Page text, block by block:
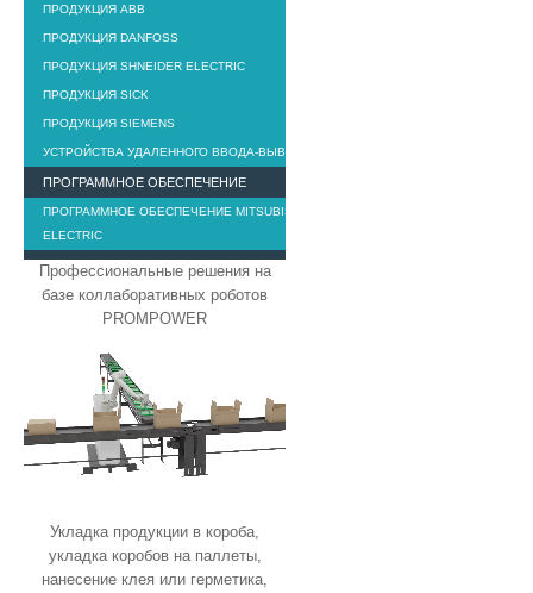
ПРОДУКЦИЯ ABB
ПРОДУКЦИЯ DANFOSS
ПРОДУКЦИЯ SHNEIDER ELECTRIC
ПРОДУКЦИЯ SICK
ПРОДУКЦИЯ SIEMENS
УСТРОЙСТВА УДАЛЕННОГО ВВОДА-ВЫВОДА
ПРОГРАММНОЕ ОБЕСПЕЧЕНИЕ
ПРОГРАММНОЕ ОБЕСПЕЧЕНИЕ MITSUBISHI
ELECTRIC
Профессиональные решения на
базе коллаборативных роботов
PROMPOWER
Укладка продукции в короба,
укладка коробов на паллеты,
нанесение клея или герметика,